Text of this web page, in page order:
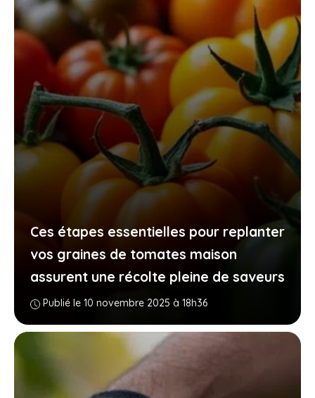
Ces étapes essentielles pour replanter
vos graines de tomates maison
assurent une récolte pleine de saveurs
Publié le 10 novembre 2025 à 18h36